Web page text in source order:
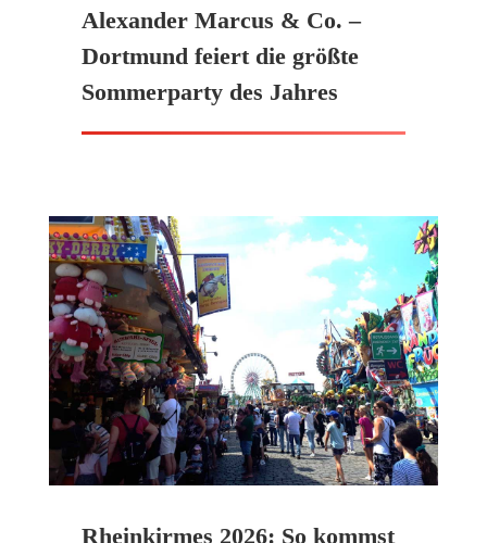
Alexander Marcus & Co. –
Dortmund feiert die größte
Sommerparty des Jahres
Rheinkirmes 2026: So kommst